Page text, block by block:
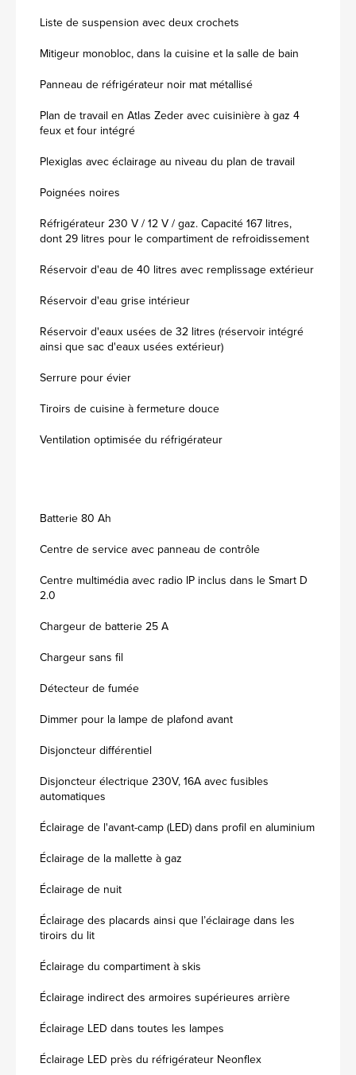
Liste de suspension avec deux crochets
Mitigeur monobloc, dans la cuisine et la salle de bain
Panneau de réfrigérateur noir mat métallisé
Plan de travail en Atlas Zeder avec cuisinière à gaz 4
feux et four intégré
Plexiglas avec éclairage au niveau du plan de travail
Poignées noires
Réfrigérateur 230 V / 12 V / gaz. Capacité 167 litres,
dont 29 litres pour le compartiment de refroidissement
Réservoir d'eau de 40 litres avec remplissage extérieur
Réservoir d'eau grise intérieur
Réservoir d'eaux usées de 32 litres (réservoir intégré
ainsi que sac d'eaux usées extérieur)
Serrure pour évier
Tiroirs de cuisine à fermeture douce
Ventilation optimisée du réfrigérateur
Batterie 80 Ah
Centre de service avec panneau de contrôle
Centre multimédia avec radio IP inclus dans le Smart D
2.0
Chargeur de batterie 25 A
Chargeur sans fil
Détecteur de fumée
Dimmer pour la lampe de plafond avant
Disjoncteur différentiel
Disjoncteur électrique 230V, 16A avec fusibles
automatiques
Éclairage de l'avant-camp (LED) dans profil en aluminium
Éclairage de la mallette à gaz
Éclairage de nuit
Éclairage des placards ainsi que l’éclairage dans les
tiroirs du lit
Éclairage du compartiment à skis
Éclairage indirect des armoires supérieures arrière
Éclairage LED dans toutes les lampes
Éclairage LED près du réfrigérateur Neonflex